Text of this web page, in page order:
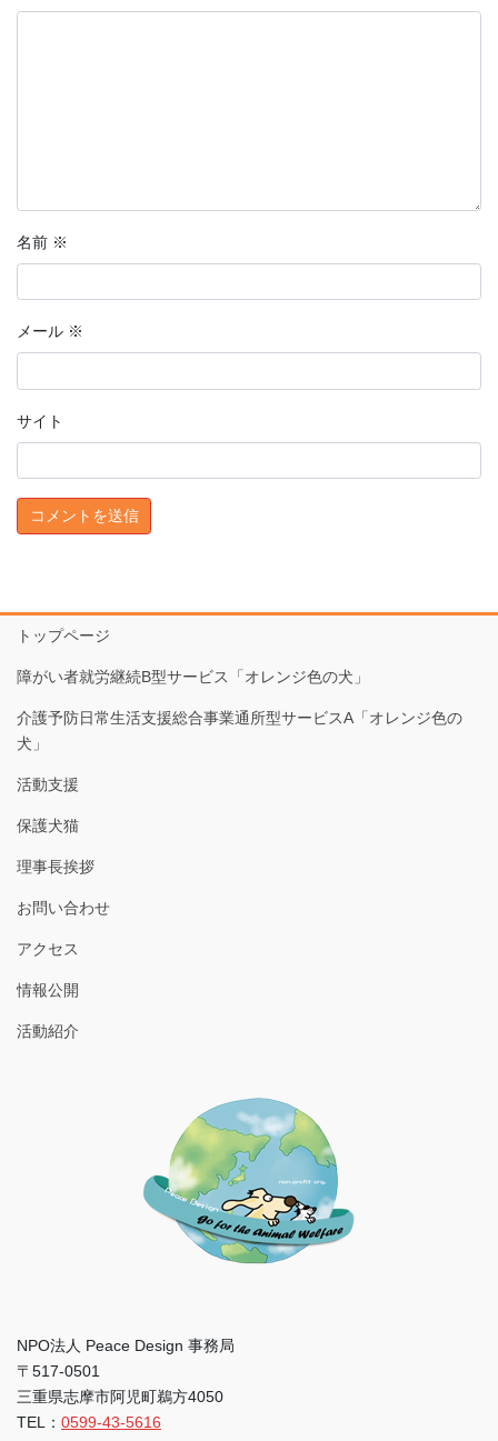
名前 ※
メール ※
サイト
トップページ
障がい者就労継続B型サービス「オレンジ色の犬」
介護予防日常生活支援総合事業通所型サービスA「オレンジ色の
犬」
活動支援
保護犬猫
理事長挨拶
お問い合わせ
アクセス
情報公開
活動紹介
NPO法人 Peace Design 事務局
〒517-0501
三重県志摩市阿児町鵜方4050
TEL： 0599-43-5616